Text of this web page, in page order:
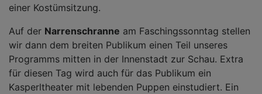
einer Kostümsitzung.
Auf der Narrenschranne am Faschingssonntag stellen
wir dann dem breiten Publikum einen Teil unseres
Programms mitten in der Innenstadt zur Schau. Extra
für diesen Tag wird auch für das Publikum ein
Kasperltheater mit lebenden Puppen einstudiert. Ein